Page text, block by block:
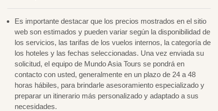
Es importante destacar que los precios mostrados en el sitio
web son estimados y pueden variar según la disponibilidad de
los servicios, las tarifas de los vuelos internos, la categoría de
los hoteles y las fechas seleccionadas. Una vez enviada su
solicitud, el equipo de Mundo Asia Tours se pondrá en
contacto con usted, generalmente en un plazo de 24 a 48
horas hábiles, para brindarle asesoramiento especializado y
preparar un itinerario más personalizado y adaptado a sus
necesidades.